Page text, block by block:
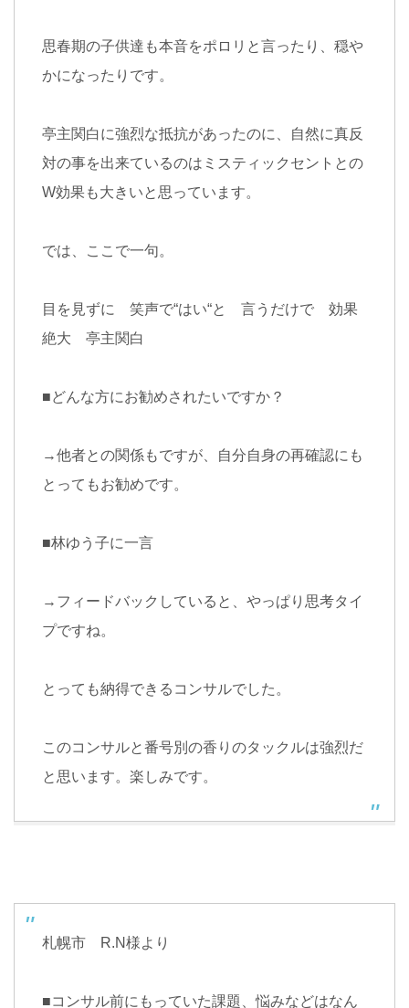
思春期の子供達も本音をポロリと言ったり、穏や
かになったりです。
亭主関白に強烈な抵抗があったのに、自然に真反
対の事を出来ているのはミスティックセントとの
W効果も大きいと思っています。
では、ここで一句。
目を見ずに 笑声で“はい“と 言うだけで 効果
絶大 亭主関白
■どんな方にお勧めされたいですか？
→他者との関係もですが、自分自身の再確認にも
とってもお勧めです。
■林ゆう子に一言
→ フィードバックしていると、やっぱり思考タイ
プですね。
とっても納得できるコンサルでした。
このコンサルと番号別の香りのタックルは強烈だ
と思います。楽しみです。
札幌市 R.N様より
■コンサル前にもっていた課題、悩みなどはなん